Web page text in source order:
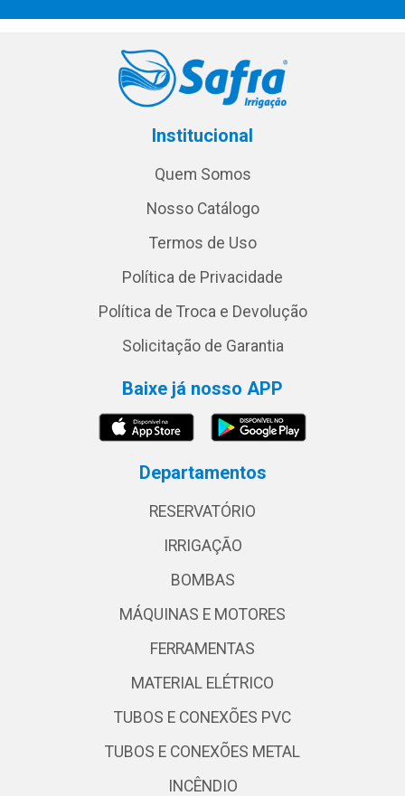
Institucional
Quem Somos
Nosso Catálogo
Termos de Uso
Política de Privacidade
Política de Troca e Devolução
Solicitação de Garantia
Baixe já nosso APP
Departamentos
RESERVATÓRIO
IRRIGAÇÃO
BOMBAS
MÁQUINAS E MOTORES
FERRAMENTAS
MATERIAL ELÉTRICO
TUBOS E CONEXÕES PVC
TUBOS E CONEXÕES METAL
INCÊNDIO